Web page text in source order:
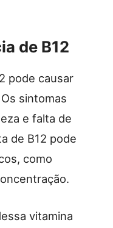
de B12
pode causar
sintomas
e falta de
de B12 pode
como
vitamina